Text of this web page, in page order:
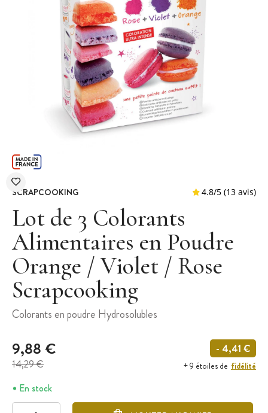
SCRAPCOOKING
Lot de 3 Colorants
Alimentaires en Poudre
Orange / Violet / Rose
Scrapcooking
Colorants en poudre Hydrosolubles
9,88 €
14,29 €
- 4,41 €
+ 9 étoiles de fidélité
En stock